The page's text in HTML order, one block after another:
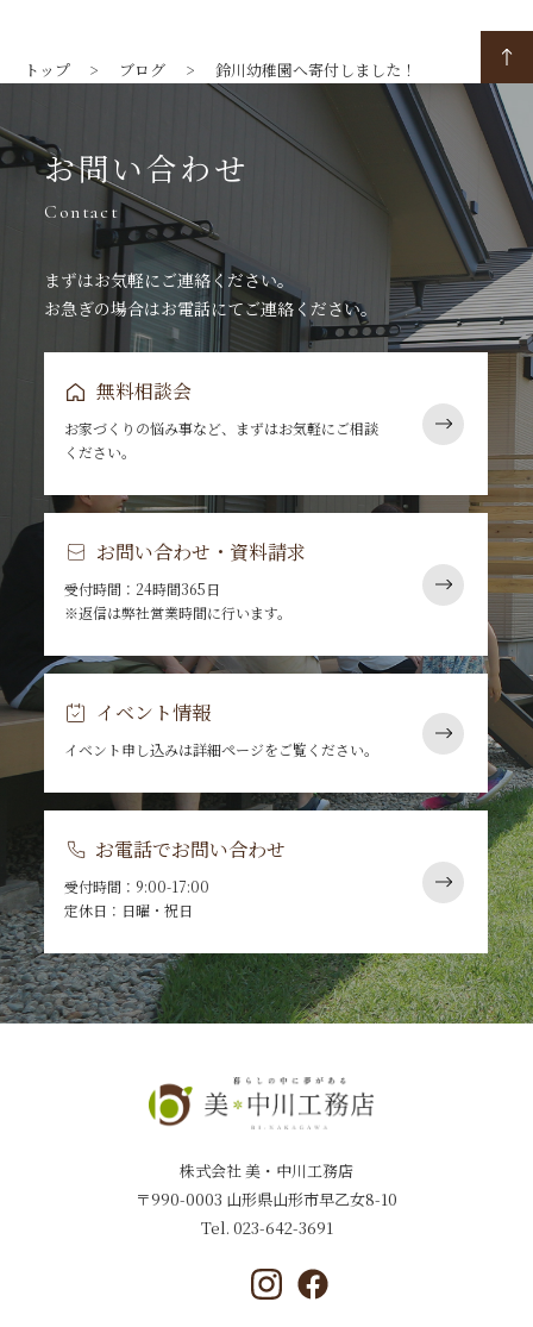
トップ ブログ 鈴川幼稚園へ寄付しました！
お問い合わせ
Contact
まずはお気軽にご連絡ください。
お急ぎの場合はお電話にてご連絡ください。
無料相談会
お家づくりの悩み事など、まずはお気軽にご相談
ください。
お問い合わせ・資料請求
受付時間：24時間365日
※返信は弊社営業時間に行います。
イベント情報
イベント申し込みは詳細ページをご覧ください。
お電話でお問い合わせ
受付時間：9:00-17:00
定休日：日曜・祝日
株式会社 美・中川工務店
〒990-0003 山形県山形市早乙女8-10
Tel. 023-642-3691